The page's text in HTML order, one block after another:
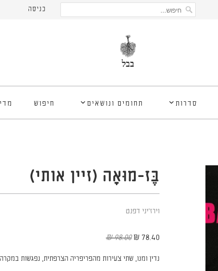
כניסה
סדרות תחומים ונושאים חיפוש
בֶּז-מוּאָה (זיין אותי)
וירז'יני דפנט
78.40 ₪
98.00 ₪
נדין ומנו, שתי צעירות מהפריפריה הצרפתית, נפגשות